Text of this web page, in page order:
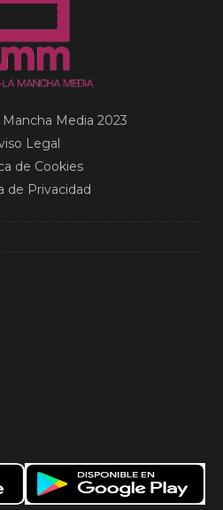
Media 2023
Legal
de Cookies
de Privacidad